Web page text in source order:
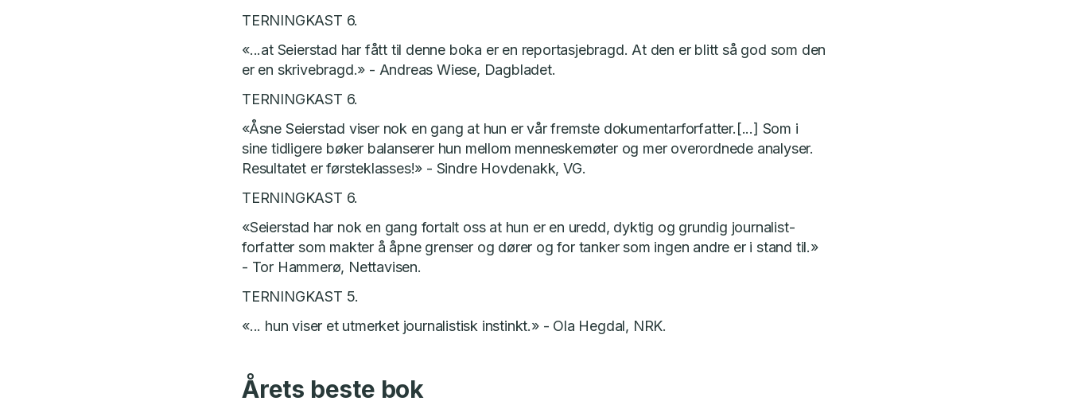
TERNINGKAST 6.
«...at Seierstad har fått til denne boka er en reportasjebragd. At den er blitt så god som den
er en skrivebragd.» - Andreas Wiese, Dagbladet.
TERNINGKAST 6.
«Åsne Seierstad viser nok en gang at hun er vår fremste dokumentarforfatter.[...] Som i
sine tidligere bøker balanserer hun mellom menneskemøter og mer overordnede analyser.
Resultatet er førsteklasses!» - Sindre Hovdenakk, VG.
TERNINGKAST 6.
«Seierstad har nok en gang fortalt oss at hun er en uredd, dyktig og grundig journalist-
forfatter som makter å åpne grenser og dører og for tanker som ingen andre er i stand til.»
- Tor Hammerø, Nettavisen.
TERNINGKAST 5.
«... hun viser et utmerket journalistisk instinkt.» - Ola Hegdal, NRK.
Årets beste bok